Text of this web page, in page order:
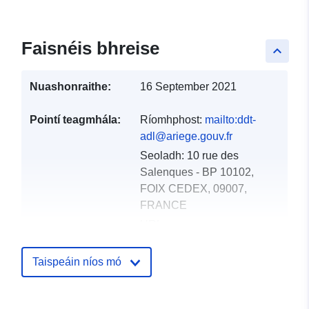
keyboard_arrow_up
Faisnéis bhreise
Nuashonraithe: 16 September 2021
Pointí teagmhála: Ríomhphost: mailto:ddt-
adl@ariege.gouv.fr
Seoladh: 10 rue des
Salenques - BP 10102,
FOIX CEDEX, 09007,
FRANCE
Taifead Catalóige: Curtha le data.europa.eu:
Taispeáin níos mó